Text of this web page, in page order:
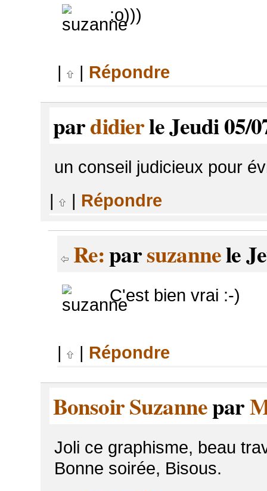
:o)))
| | Répondre
pardidierle Jeudi 05/
un conseil judicieux pour
|
| Répondre
Re:parsuzannele
C'est bien vrai :-)
| | Répondre
Bonsoir Suzannepar
Joli ce graphisme, beau
Bonne soirée, Bisous.